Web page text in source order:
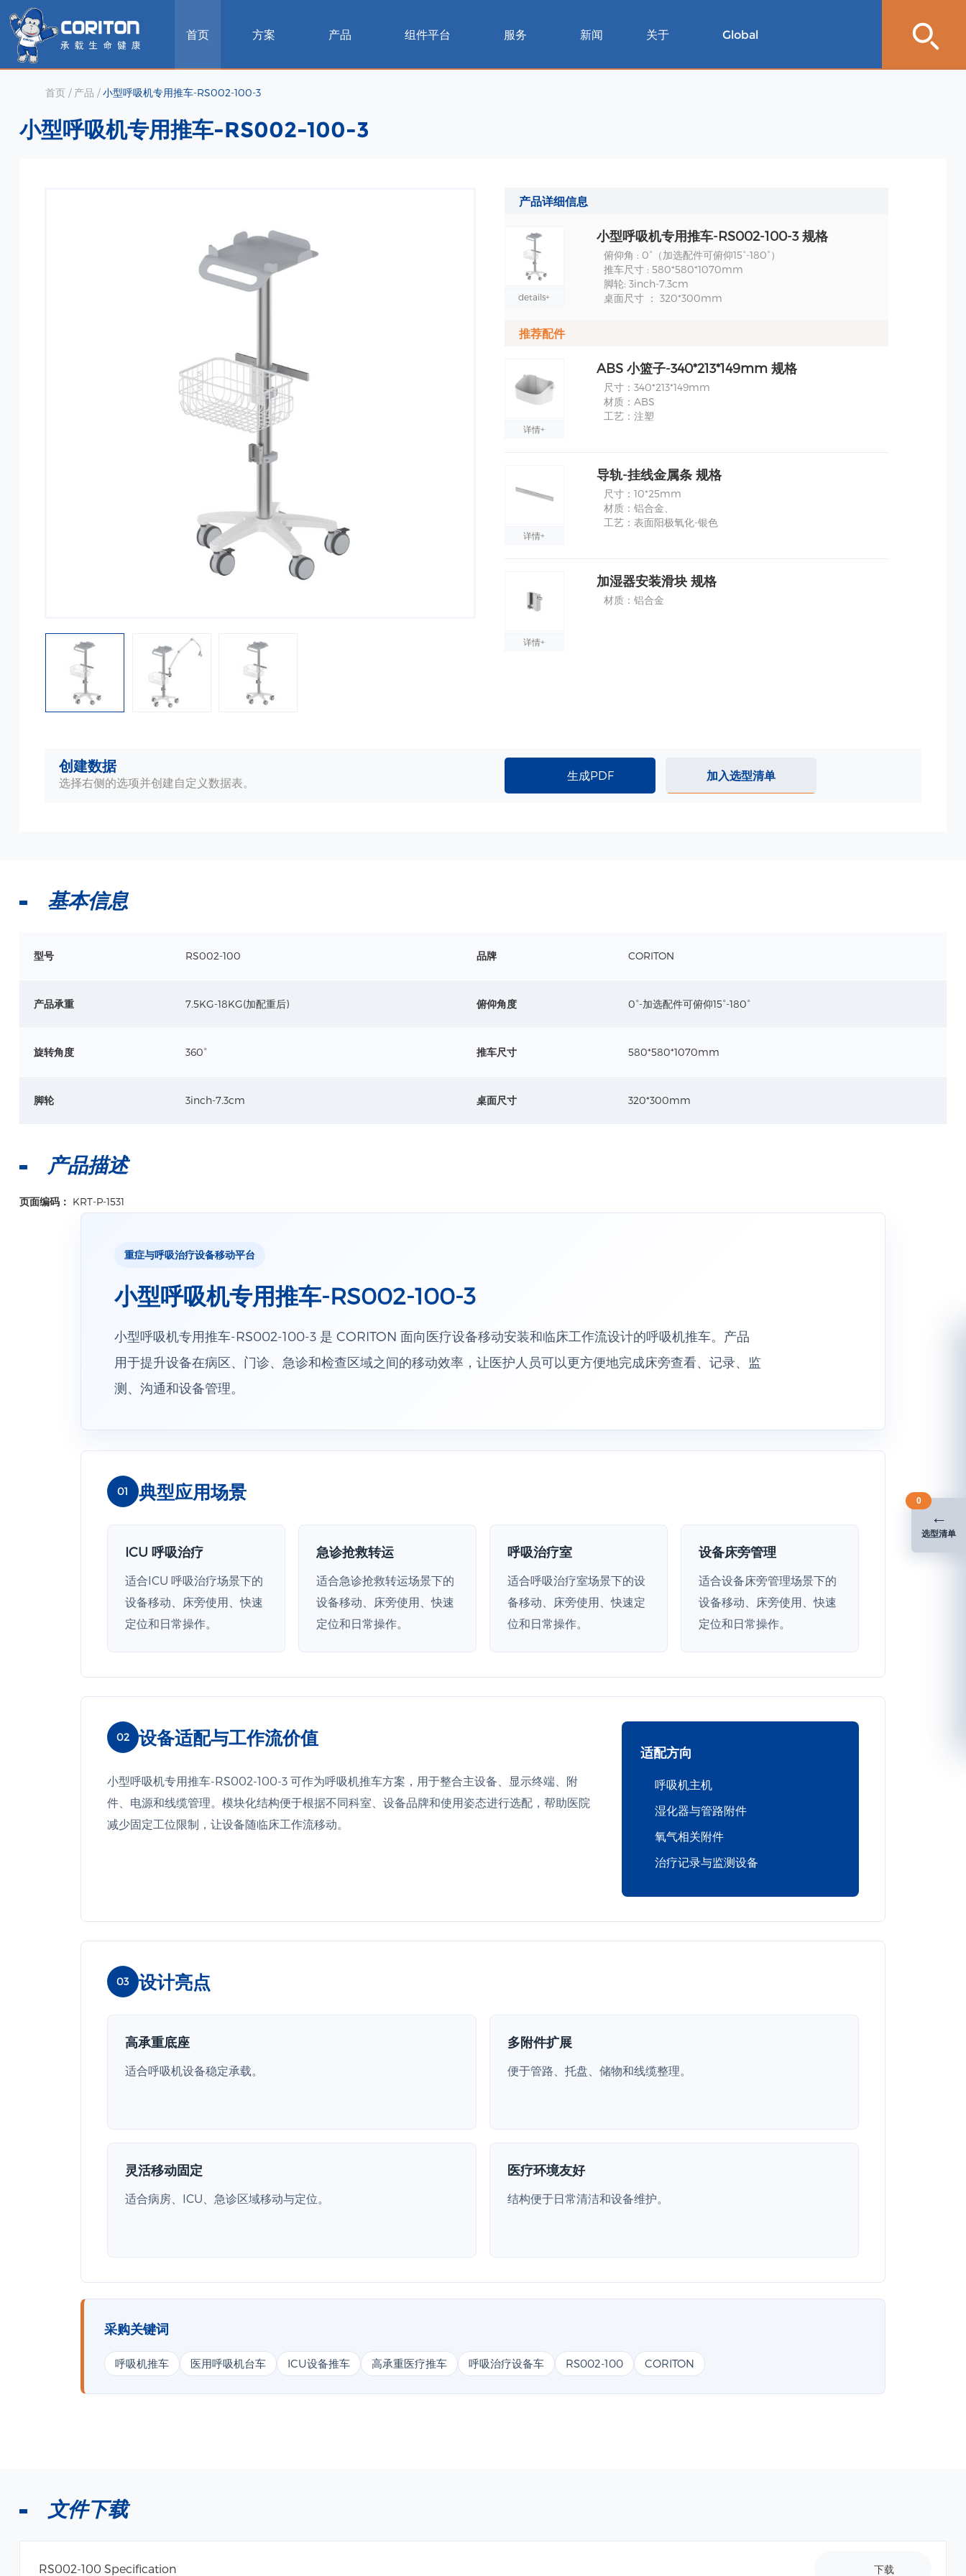
首页 方案 产品 组件平台 服务 新闻 关于 Global
首页/ 产品 /小型呼吸机专用推车-RS002-100-3
小型呼吸机专用推车-RS002-100-3
产品详细信息
details+
小型呼吸机专用推车-RS002-100-3 规格
俯仰角 : 0°（加选配件可俯仰15°-180°）
推车尺寸 : 580*580*1070mm
脚轮: 3inch-7.3cm
桌面尺寸 ： 320*300mm
推荐配件
详情+
ABS 小篮子-340*213*149mm 规格
尺寸：340*213*149mm
材质：ABS
工艺：注塑
详情+
导轨-挂线金属条 规格
尺寸：10*25mm
材质：铝合金、
工艺：表面阳极氧化-银色
详情+
加湿器安装滑块 规格
材质：铝合金
创建数据
选择右侧的选项并创建自定义数据表。
生成PDF 加入选型清单
基本信息
型号 RS002-100 品牌 CORITON
产品承重 7.5KG-18KG(加配重后) 俯仰角度 0°-加选配件可俯仰15°-180°
旋转角度 360° 推车尺寸 580*580*1070mm
脚轮 3inch-7.3cm 桌面尺寸 320*300mm
产品描述
页面编码： KRT-P-1531
重症与呼吸治疗设备移动平台
小型呼吸机专用推车-RS002-100-3
小型呼吸机专用推车-RS002-100-3 是 CORITON 面向医疗设备移动安装和临床工作流设计的呼吸机推车。产品
用于提升设备在病区、门诊、急诊和检查区域之间的移动效率，让医护人员可以更方便地完成床旁查看、记录、监
测、沟通和设备管理。
01 典型应用场景
ICU 呼吸治疗
适合ICU 呼吸治疗场景下的
设备移动、床旁使用、快速
定位和日常操作。
急诊抢救转运
适合急诊抢救转运场景下的
设备移动、床旁使用、快速
定位和日常操作。
呼吸治疗室
适合呼吸治疗室场景下的设
备移动、床旁使用、快速定
位和日常操作。
设备床旁管理
适合设备床旁管理场景下的
设备移动、床旁使用、快速
定位和日常操作。
02 设备适配与工作流价值
小型呼吸机专用推车-RS002-100-3 可作为呼吸机推车方案，用于整合主设备、显示终端、附
件、电源和线缆管理。模块化结构便于根据不同科室、设备品牌和使用姿态进行选配，帮助医院
减少固定工位限制，让设备随临床工作流移动。
适配方向
呼吸机主机
湿化器与管路附件
氧气相关附件
治疗记录与监测设备
03 设计亮点
高承重底座
适合呼吸机设备稳定承载。
多附件扩展
便于管路、托盘、储物和线缆整理。
灵活移动固定
适合病房、ICU、急诊区域移动与定位。
医疗环境友好
结构便于日常清洁和设备维护。
采购关键词
呼吸机推车 医用呼吸机台车 ICU设备推车 高承重医疗推车 呼吸治疗设备车 RS002-100 CORITON
文件下载
RS002-100 Specification 下载
←
选型清单
0